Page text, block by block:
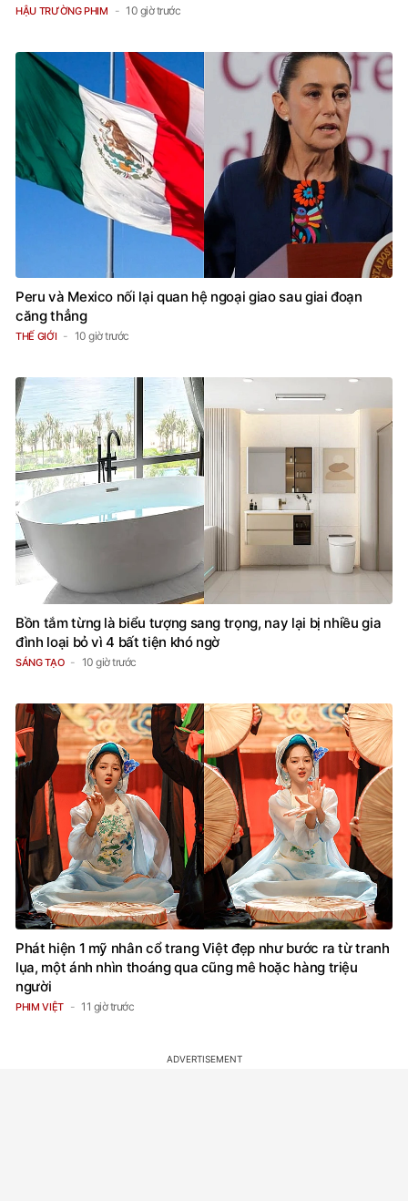
HẬU TRƯỜNG PHIM 10 giờ trước
Peru và Mexico nối lại quan hệ ngoại giao sau giai đoạn
căng thẳng
THẾ GIỚI 10 giờ trước
Bồn tắm từng là biểu tượng sang trọng, nay lại bị nhiều gia
đình loại bỏ vì 4 bất tiện khó ngờ
SÁNG TẠO 10 giờ trước
Phát hiện 1 mỹ nhân cổ trang Việt đẹp như bước ra từ tranh
lụa, một ánh nhìn thoáng qua cũng mê hoặc hàng triệu
người
PHIM VIỆT 11 giờ trước